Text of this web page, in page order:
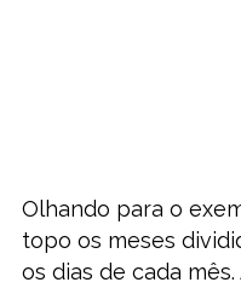
Olhando para o
topo os meses
os dias de cada